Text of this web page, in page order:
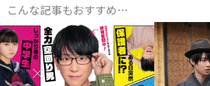
こんな記事もおすすめ…